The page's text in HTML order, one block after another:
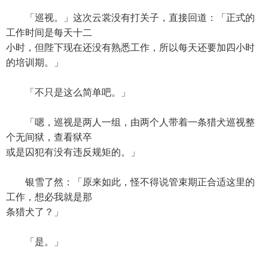
「巡视。」这次云裳没有打关子，直接回道：「正式的
工作时间是每天十二
小时，但陛下现在还没有熟悉工作，所以每天还要加四小时
的培训期。」
「不只是这么简单吧。」
「嗯，巡视是两人一组，由两个人带着一条猎犬巡视整
个无间狱，查看狱卒
或是囚犯有没有违反规矩的。」
银雪了然：「原来如此，怪不得说管束期正合适这里的
工作，想必我就是那
条猎犬了？」
「是。」